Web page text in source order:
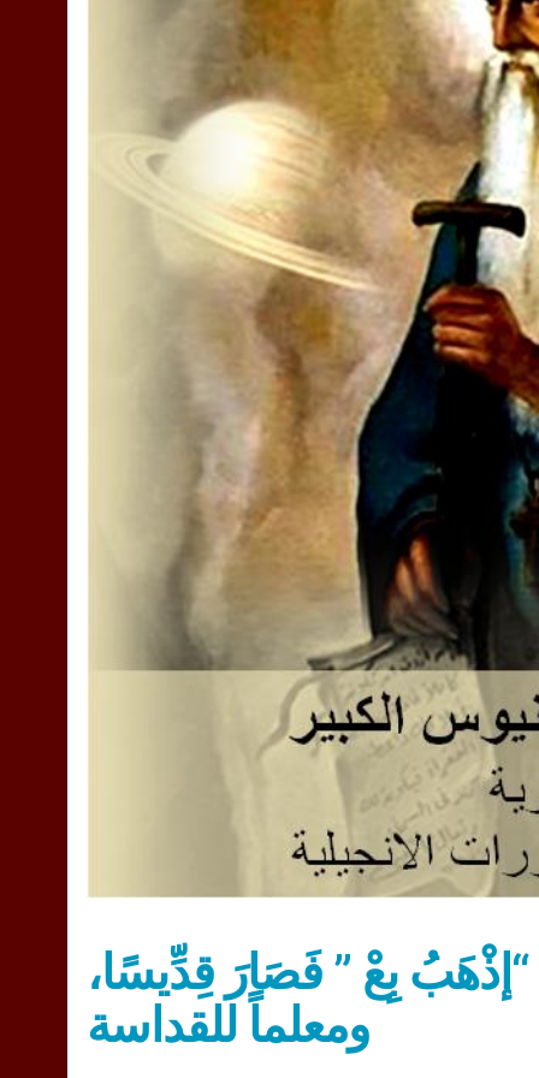
بِعْ ” فَصَارَ قِدِّيسًا،
ومعلماً للقداسة